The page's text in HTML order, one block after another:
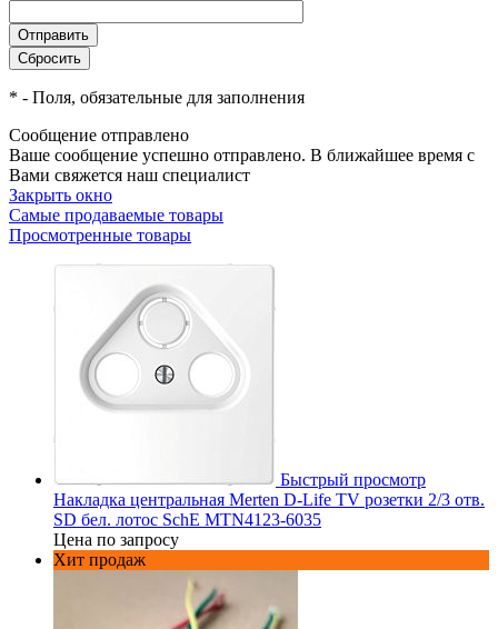
* - Поля, обязательные для заполнения
Сообщение отправлено
Ваше сообщение успешно отправлено. В ближайшее время с
Вами свяжется наш специалист
Закрыть окно
Самые продаваемые товары
Просмотренные товары
Быстрый просмотр
Накладка центральная Merten D-Life TV розетки 2/3 отв.
SD бел. лотос SchE MTN4123-6035
Цена по запросу
Хит продаж